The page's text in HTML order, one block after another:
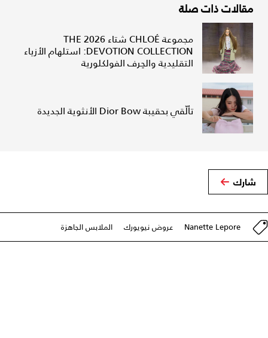
مقالات ذات صلة
مجموعة CHLOÉ شتاء 2026 THE
DEVOTION COLLECTION: استلهام الأزياء
التقليدية والحِرف الفولكلورية
تألّقي بحقيبة Dior Bow الأنثوية الجديدة
شارك
Nanette Lepore عروض نيويورك الملابس الجاهزة